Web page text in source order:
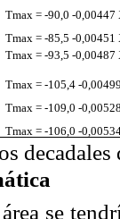
Tmax = -90,0 -0,00447
Tmax = -85,5 -0,00451
Tmax = -93,5 -0,00487
Tmax = -105,4 -
Tmax = -109,0 -
Tmax = -106,0 -
decadales
se